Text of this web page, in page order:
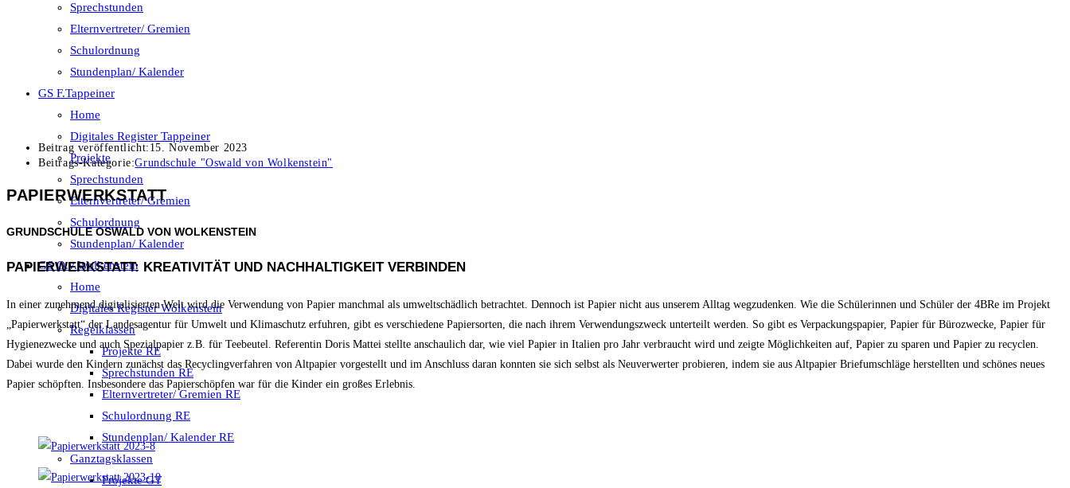
Sprechstunden
Elternvertreter/ Gremien
Schulordnung
Stundenplan/ Kalender
GS F.Tappeiner
Home
Digitales Register Tappeiner
Projekte
Sprechstunden
Elternvertreter/ Gremien
Schulordnung
Stundenplan/ Kalender
GS O.v.Wolkenstein
Home
Digitales Register Wolkenstein
Regelklassen
Projekte RE
Sprechstunden RE
Elternvertreter/ Gremien RE
Schulordnung RE
Stundenplan/ Kalender RE
Ganztagsklassen
Projekte GT
Beitrag veröffentlicht: 15. November 2023
Beitrags-Kategorie:Grundschule "Oswald von Wolkenstein"
PAPIERWERKSTATT
GRUNDSCHULE OSWALD VON WOLKENSTEIN
PAPIERWERKSTATT: KREATIVITÄT UND NACHHALTIGKEIT VERBINDEN
In einer zunehmend digitalisierten Welt wird die Verwendung von Papier manchmal als umweltschädlich betrachtet. Dennoch ist Papier nicht aus unserem Alltag wegzudenken. Wie die Schülerinnen und Schüler der 4BRe im Projekt
„Papierwerkstatt“ der Landesagentur für Umwelt und Klimaschutz erfuhren, gibt es verschiedene Papiersorten, die nach ihrem Verwendungszweck unterteilt werden. So gibt es Verpackungspapier, Papier für Bürozwecke, Papier für
Hygienezwecke und auch Spezialpapier z.B. für Teebeutel. Referentin Doris Mattei stellte anschaulich dar, wie viel Papier in Italien pro Jahr verbraucht wird und zeigte Möglichkeiten auf, Papier zu sparen und Papier zu recyclen.
Dabei wurde den Kindern zunächst das Recyclingverfahren von Altpapier vorgestellt und im Anschluss daran konnten sie sich selbst als Neuverwerter probieren, indem sie aus Altpapier Briefumschläge herstellten und schönes neues
Papier schöpften. Insbesondere das Papierschöpfen war für die Kinder ein großes Erlebnis.